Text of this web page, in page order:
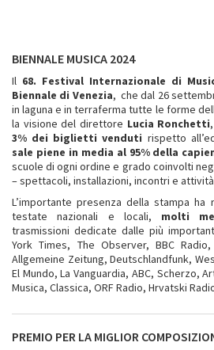
BIENNALE MUSICA 2024
Il 68. Festival Internazionale di
Biennale di Venezia, che dal 26
in laguna e in terraferma tutte le forme
la visione del direttore Lucia Ronchetti
3% dei biglietti venduti rispetto
sale piene in media al 95% della
scuole di ogni ordine e grado coinvolti
– spettacoli, installazioni, incontri e
L’importante presenza della stampa
testate nazionali e locali, molti
trasmissioni dedicate dalle più
York Times, The Observer, BBC
Allgemeine Zeitung, Deutschlandfunk,
El Mundo, La Vanguardia, ABC, Scherzo,
Musica, Classica, ORF Radio, Hrvatski
PREMIO PER LA MIGLIOR